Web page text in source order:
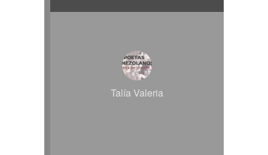
Talía Valeria